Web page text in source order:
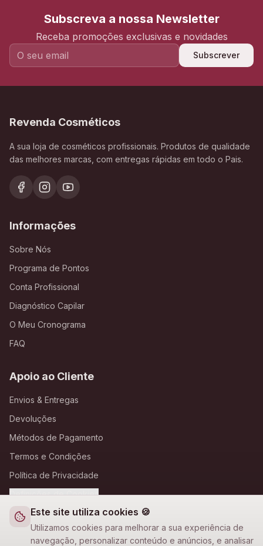
Este site utiliza cookies 🍪
Utilizamos cookies para melhorar a sua experiência de
navegação, personalizar conteúdo e anúncios, e analisar
Subscreva a nossa Newsletter
Receba promoções exclusivas e novidades
Subscrever
Revenda Cosméticos
A sua loja de cosméticos profissionais. Produtos de qualidade
das melhores marcas, com entregas rápidas em todo o Pais.
Informações
Sobre Nós
Programa de Pontos
Conta Profissional
Diagnóstico Capilar
O Meu Cronograma
FAQ
Apoio ao Cliente
Envios & Entregas
Devoluções
Métodos de Pagamento
Termos e Condições
Política de Privacidade
Definições de Cookies
A Loja Nova